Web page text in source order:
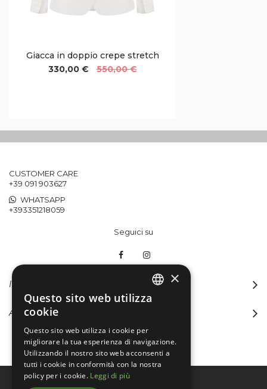
Giacca in doppio crepe stretch
330,00 €
550,00 €
CUSTOMER CARE
+39 091 903627
WHATSAPP
+393351218059
Seguici su
INFORMAZIONI
ACCOUNT
×
Questo sito web utilizza
cookie
Questo sito web utilizza i cookie per
migliorare la tua esperienza di navigazione.
Utilizzando il nostro sito web acconsenti a
tutti i cookie in conformità con la nostra
policy per i cookie. Leggi di più